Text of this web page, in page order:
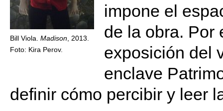
Bill Viola. Madison, 2013.
Foto: Kira Perov.
impone el
de la obra. Por
exposición del
enclave
definir cómo percibir y leer